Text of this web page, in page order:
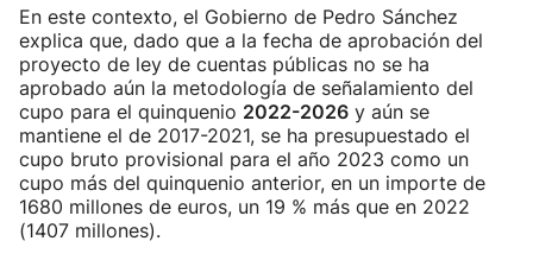
En este contexto, el Gobierno de Pedro Sánchez
explica que, dado que a la fecha de aprobación del
proyecto de ley de cuentas públicas no se ha
aprobado aún la metodología de señalamiento del
cupo para el quinquenio 2022-2026 y aún se
mantiene el de 2017-2021, se ha presupuestado el
cupo bruto provisional para el año 2023 como un
cupo más del quinquenio anterior, en un importe de
1680 millones de euros, un 19 % más que en 2022
(1407 millones).